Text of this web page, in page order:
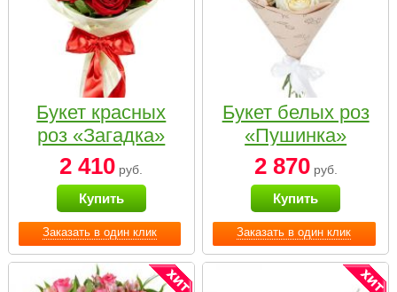
Заказать в один клик
Букет красных
роз «Загадка»
2 410 руб.
Купить
Заказать в один клик
Букет белых роз
«Пушинка»
2 870руб.
Купить